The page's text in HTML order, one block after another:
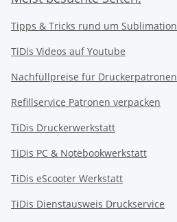
Tipps & Tricks rund um Sublimation
TiDis Videos auf Youtube
Nachfüllpreise für Druckerpatronen
Refillservice Patronen verpacken
TiDis Druckerwerkstatt
TiDis PC & Notebookwerkstatt
TiDis eScooter Werkstatt
TiDis Dienstausweis Druckservice